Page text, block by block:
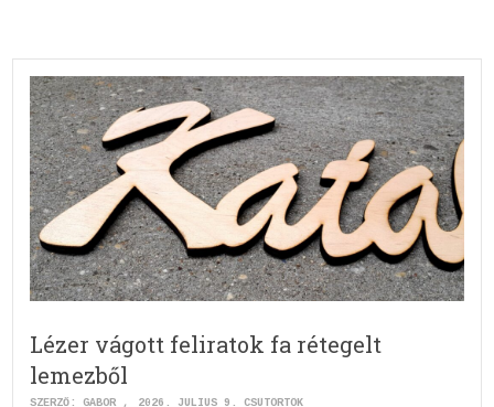
Lézer vágott feliratok fa rétegelt
lemezből
SZERZŐ:GABOR 2026. JÚLIUS 9. CSÜTÖRTÖK